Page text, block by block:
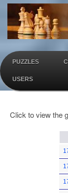
PUZZLES
USERS
Click to view the